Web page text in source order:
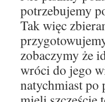
potrzebujemy
Tak więc
zobaczymy że
wróci do jego
natychmiast